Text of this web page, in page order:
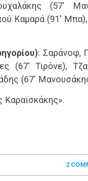
(57′
Καμαρά (91′
: Σαράνοφ,
(67′ Τιρόνε),
(67′
Καραϊσκάκης».
2